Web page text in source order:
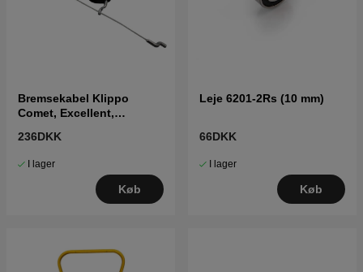
Bremsekabel Klippo
Comet, Excellent,
236DKK
I lager
Køb
Leje 6201-2Rs (10 mm)
66DKK
I lager
Køb